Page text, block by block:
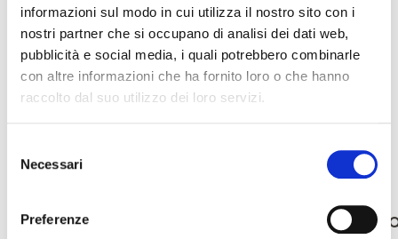
informazioni sul modo in cui utilizza il nostro sito con i
nostri partner che si occupano di analisi dei dati web,
pubblicità e social media, i quali potrebbero combinarle
con altre informazioni che ha fornito loro o che hanno
raccolto dal suo utilizzo dei loro servizi.
delNecessari
Preferenze
Accetto che i miei dati vengano utilizzati per scopi
commerciali secondo quanto specificato nella pagina
Informativa Privacy
Ricerca